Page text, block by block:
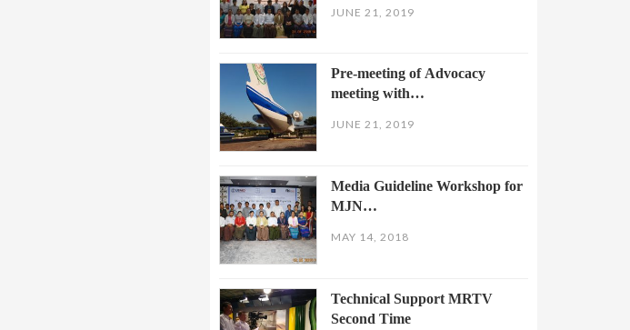
JUNE 21, 2019
Pre-meeting of Advocacy
meeting with…
JUNE 21, 2019
Media Guideline Workshop for
MJN…
MAY 14, 2018
Technical Support MRTV
Second Time